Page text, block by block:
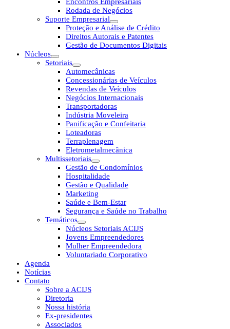
Rodada de Negócios
Suporte Empresarial
Proteção e Análise de Crédito
Direitos Autorais e Patentes
Gestão de Documentos Digitais
Núcleos
Setoriais
Automecânicas
Concessionárias de Veículos
Revendas de Veículos
Negócios Internacionais
Transportadoras
Indústria Moveleira
Panificação e Confeitaria
Loteadoras
Terraplenagem
Eletrometalmecânica
Multissetoriais
Gestão de Condomínios
Hospitalidade
Gestão e Qualidade
Marketing
Saúde e Bem-Estar
Segurança e Saúde no Trabalho
Temáticos
Núcleos Setoriais ACIJS
Jovens Empreendedores
Mulher Empreendedora
Voluntariado Corporativo
Agenda
Notícias
Contato
Sobre a ACIJS
Diretoria
Nossa história
Ex-presidentes
Associados